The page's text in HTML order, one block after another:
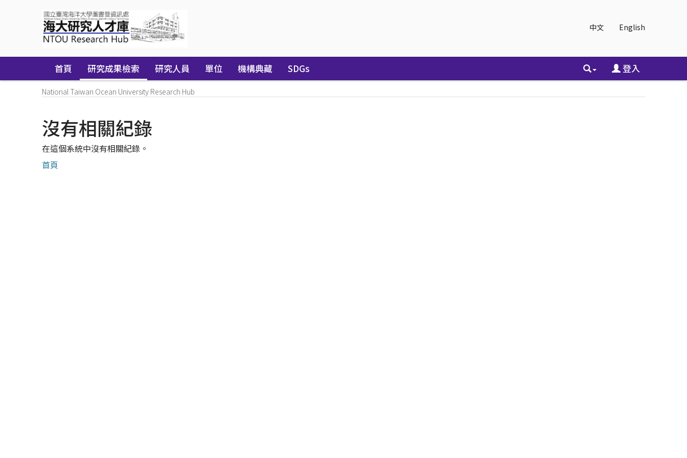
中文 English
首頁 研究成果檢索 研究人員 單位 機構典藏 SDGs 登入
National Taiwan Ocean University Research Hub
沒有相關紀錄
在這個系統中沒有相關紀錄。
首頁